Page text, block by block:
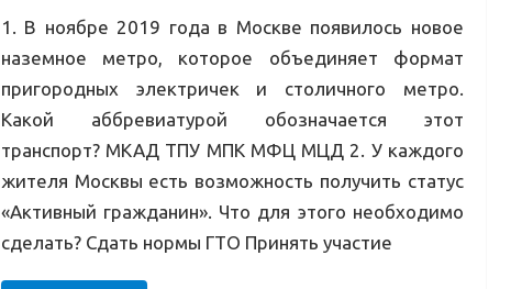
1. В ноябре 2019 года в Москве появилось новое
наземное метро, которое объединяет формат
пригородных электричек и столичного метро.
Какой аббревиатурой обозначается этот
транспорт? МКАД ТПУ МПК МФЦ МЦД 2. У каждого
жителя Москвы есть возможность получить статус
«Активный гражданин». Что для этого необходимо
сделать? Сдать нормы ГТО Принять участие